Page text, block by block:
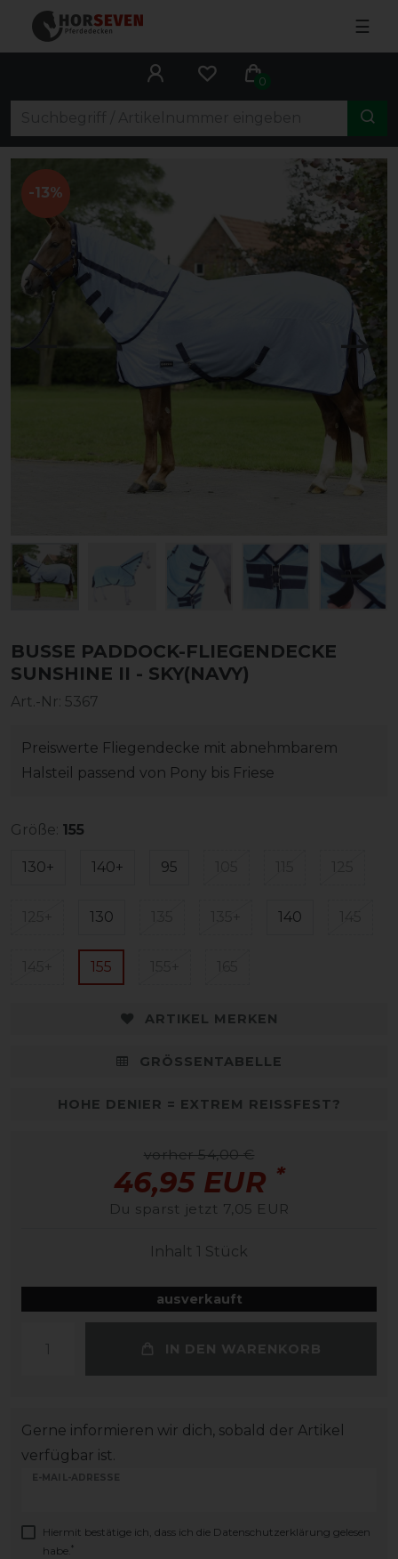
☰
0
-13%
BUSSE PADDOCK-FLIEGENDECKE
SUNSHINE II - SKY(NAVY)
Art.-Nr: 5367
Preiswerte Fliegendecke mit abnehmbarem
Halsteil passend von Pony bis Friese
Größe: 155
130+ 140+ 95
130 140
155
ARTIKEL MERKEN
GRÖSSENTABELLE
HOHE DENIER = EXTREM REISSFEST?
vorher 54,00 €
46,95 EUR *
Du sparst jetzt 7,05 EUR
Inhalt 1 Stück
ausverkauft
IN DEN WARENKORB
Gerne informieren wir dich, sobald der Artikel
verfügbar ist.
E-MAIL-ADRESSE
Hiermit bestätige ich, dass ich die Daten­schutz­erklärung gelesen
habe. *